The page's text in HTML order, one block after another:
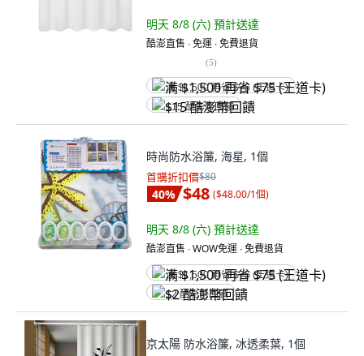
明天 8/8 (六) 預計送達
酷澎直售 ∙ 免運 ∙ 免費退貨
(5)
满 $1,500 再省 $75 (王道卡)
$15 酷澎幣回饋
時尚防水浴簾, 海星, 1個
首購折扣價$80
40% $48 ($48.00/1個)
明天 8/8 (六) 預計送達
酷澎直售 ∙ WOW免運 ∙ 免費退貨
满 $1,500 再省 $75 (王道卡)
$2 酷澎幣回饋
京太陽 防水浴簾, 冰透柔葉, 1個